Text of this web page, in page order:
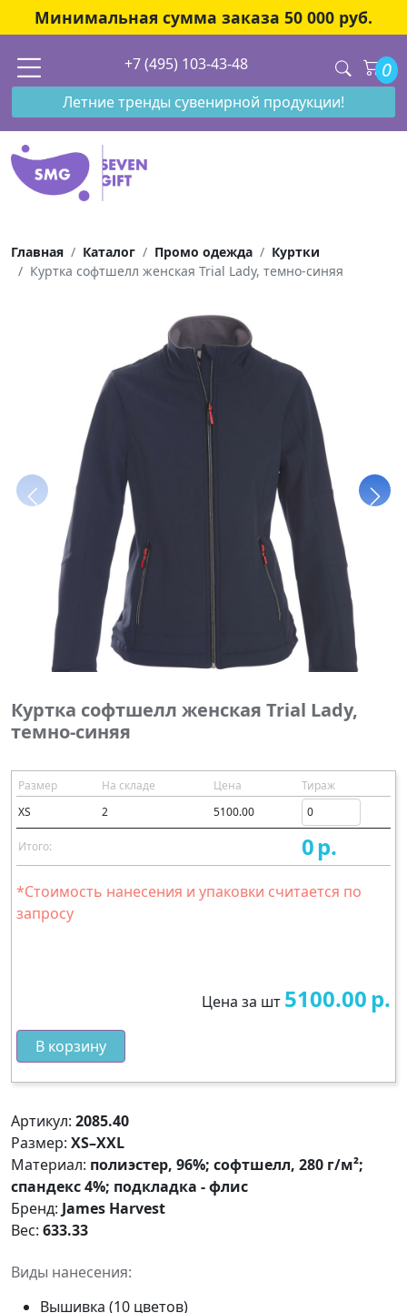
Минимальная сумма заказа 50 000 руб.
+7 (495) 103-43-48 0
Летние тренды сувенирной продукции!
Главная Каталог Промо одежда
Куртки
Куртка софтшелл женская Trial Lady, темно-синяя
Куртка софтшелл женская Trial Lady,
темно-синяя
Размер На складе Цена
Тираж
XS
2 5100.00
Итого: 0р.
*Стоимость нанесения и упаковки считается по
запросу
Цена за шт 5100.00р.
В корзину
Артикул: 2085.40
Размер: XS–XXL
Материал: полиэстер, 96%; софтшелл, 280 г/м²;
спандекс 4%; подкладка - флис
Бренд: James Harvest
Вес: 633.33
Виды нанесения:
Вышивка (10 цветов)